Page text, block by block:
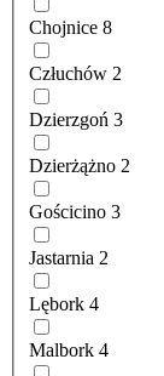
Chojnice 8
Człuchów 2
Dzierzgoń 3
Dzierżążno 2
Gościcino 3
Jastarnia 2
Lębork 4
Malbork 4